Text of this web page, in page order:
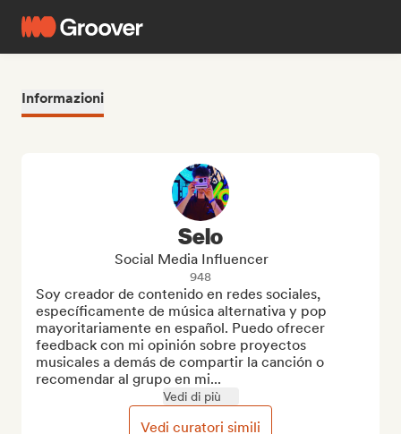
Informazioni
Selo
Social Media Influencer
948
Soy creador de contenido en redes sociales,
específicamente de música alternativa y pop
mayoritariamente en español. Puedo ofrecer
feedback con mi opinión sobre proyectos
musicales a demás de compartir la canción o
recomendar al grupo en mi...
Vedi di più
Vedi curatori simili